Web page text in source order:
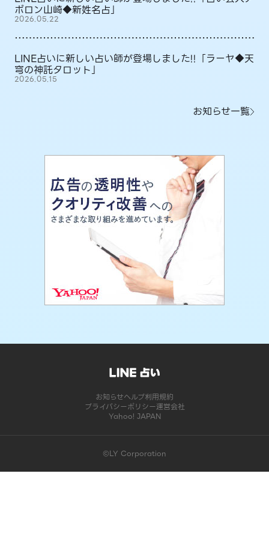
ポロン山崎◆新姓名占」
2026.05.22
LINE占いに新しい占い師が登場しました!!「ラーヤ◆天
穹の神託タロット」
2026.05.15
お知らせ一覧
お知らせヘルプ利用規約
プライバシーポリシー運営会社
Yahoo! JAPAN
©LY Corporation
このコンテンツは掲載が終了しました | LINE占い